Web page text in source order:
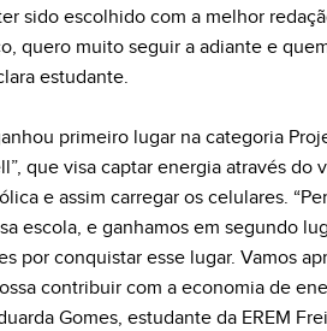
sido escolhido com a melhor
quero muito seguir a adiante e
estudante.
primeiro lugar na categoria
que visa captar energia através do
e assim carregar os celulares.
escola, e ganhamos em segundo
por conquistar esse lugar. Vamos
contribuir com a economia de
Gomes, estudante da EREM